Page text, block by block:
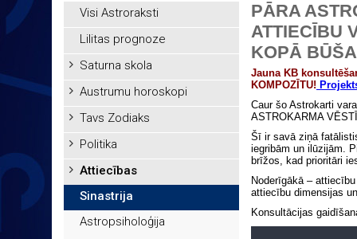
Visi Astroraksti
Lilitas prognoze
Saturna skola
Austrumu horoskopi
Tavs Zodiaks
Politika
Attiecības
Sinastrija
Astropsiholoģija
PĀRA
ATTIECĪBU
KOPĀ
Jauna KB
KOMPOZĪTU!
Caur šo Astrokarti
ASTROKARMA
Šī ir savā ziņā
iegribām un ilūzijām.
brīžos, kad prioritāri
Noderīgākā –
attiecību dimensijas
Konsultācijas